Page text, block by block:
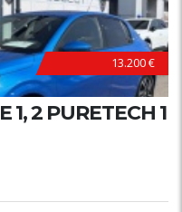
13.200 €
2 PURETECH 1